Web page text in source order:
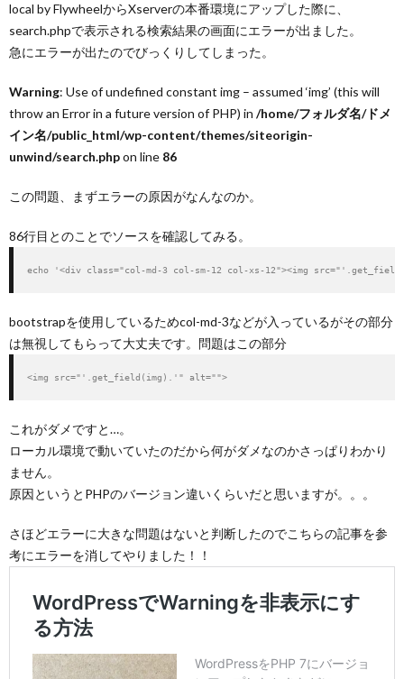
local by FlywheelからXserverの本番環境にアップした際に、
search.phpで表示される検索結果の画面にエラーが出ました。
急にエラーが出たのでびっくりしてしまった。
Warning: Use of undefined constant img – assumed ‘img’ (this will
throw an Error in a future version of PHP) in /home/フォルダ名/ドメ
イン名/public_html/wp-content/themes/siteorigin-
unwind/search.phpon line 86
この問題、まずエラーの原因がなんなのか。
86行目とのことでソースを確認してみる。
echo '<div class="col-md-3 col-sm-12 col-xs-12"><img
bootstrapを使用しているためcol-md-3などが入っているがその部分
は無視してもらって大丈夫です。問題はこの部分
<img src="'.get_field(img).'" alt="">
これがダメですと…。
ローカル環境で動いていたのだから何がダメなのかさっぱりわかり
ません。
原因というとPHPのバージョン違いくらいだと思いますが。。。
さほどエラーに大きな問題はないと判断したのでこちらの記事を参
考にエラーを消してやりました！！